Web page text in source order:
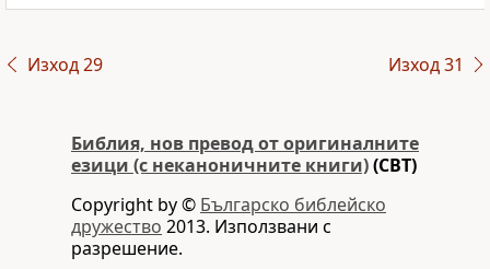
Изход 29 Изход 31
Библия, нов превод от оригиналните
езици (с неканоничните книги)(CBT)
Copyright by © Българско библейско
дружество 2013. Използвани с
разрешение.